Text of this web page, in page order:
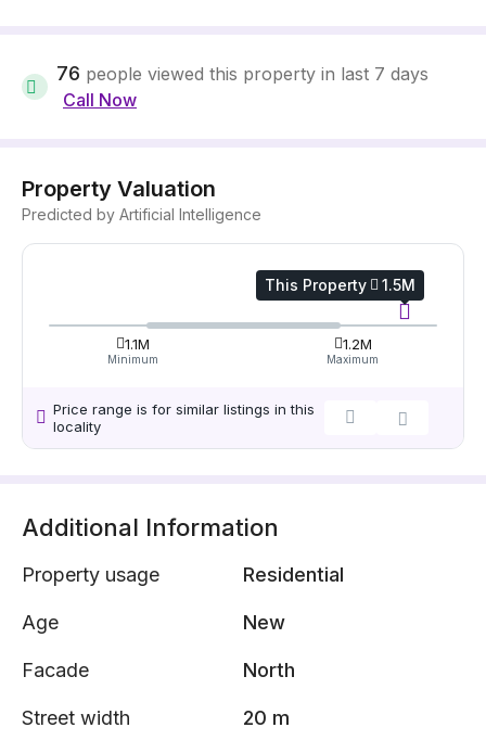
76 people viewed this property in last 7 days
Call Now
Property Valuation
Predicted by Artificial Intelligence
This Property 1.5M
1.1M
Minimum
1.2M
Maximum
Price range is for similar listings in this
locality
Additional Information
Property usage Residential
Age New
Facade North
Street width 20 m